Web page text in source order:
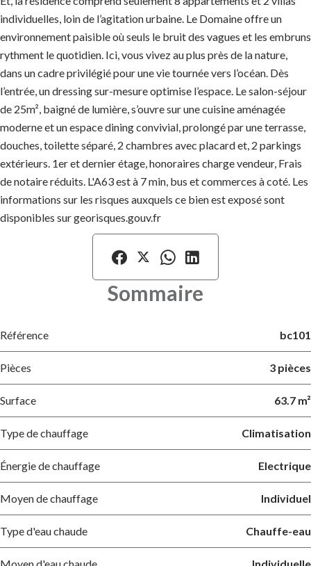
individuelles, loin de l’agitation urbaine. Le Domaine offre un
environnement paisible où seuls le bruit des vagues et les embruns
rythment le quotidien. Ici, vous vivez au plus près de la nature,
dans un cadre privilégié pour une vie tournée vers l’océan. Dès
l’entrée, un dressing sur-mesure optimise l’espace. Le salon-séjour
de 25m², baigné de lumière, s’ouvre sur une cuisine aménagée
moderne et un espace dining convivial, prolongé par une terrasse,
douches, toilette séparé, 2 chambres avec placard et, 2 parkings
extérieurs. 1er et dernier étage, honoraires charge vendeur, Frais
de notaire réduits. L'A63 est à 7 min, bus et commerces à coté. Les
informations sur les risques auxquels ce bien est exposé sont
disponibles sur georisques.gouv.fr
Sommaire
Référence bc101
Pièces 3 pièces
Surface 63.7 m²
Type de chauffage Climatisation
Énergie de chauffage Electrique
Moyen de chauffage Individuel
Type d'eau chaude Chauffe-eau